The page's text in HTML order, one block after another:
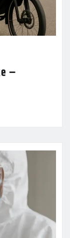
–